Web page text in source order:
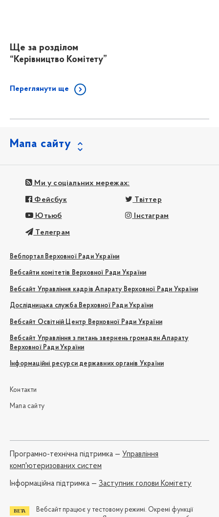
Ще за розділом
“Керівництво Комітету”
Переглянути ще
Мапа сайту
Ми у соціальних мережах:
Фейсбук Твіттер
Ютьюб Інстаграм
Телеграм
Вебпортал Верховної Ради України
Вебсайти комітетів Верховної Ради України
Вебсайт Управління кадрів Апарату Верховної Ради України
Дослідницька служба Верховної Ради України
Вебсайт Освітній Центр Верховної Ради України
Вебсайт Управління з питань звернень громадян Апарату
Верховної Ради України
Інформаційні ресурси державних органів України
Контакти
Мапа сайту
Програмно-технічна підтримка — Управління
комп'ютеризованих систем
Iнформаційна підтримка — Заступник голови Комітету
Вебсайт працює у тестовому режимі. Окремі функції